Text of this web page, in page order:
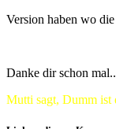
Version haben wo
Danke dir schon mal..
Mutti sagt, Dumm ist